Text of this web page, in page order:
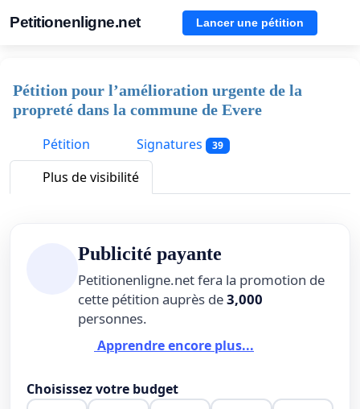
Petitionenligne.net Lancer une pétition
Pétition pour l’amélioration urgente de la
propreté dans la commune de Evere
Pétition
Signatures 39
Plus de visibilité
Publicité payante
Petitionenligne.net fera la promotion de
cette pétition auprès de3,000
personnes.
Apprendre encore plus...
Choisissez votre budget